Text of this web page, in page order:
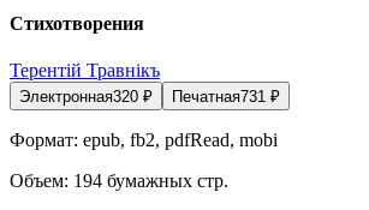
Стихотворения
Терентiй Травнiкъ
Электронная320 ₽ Печатная731 ₽
Формат: epub, fb2, pdfRead, mobi
Объем: 194 бумажных стр.